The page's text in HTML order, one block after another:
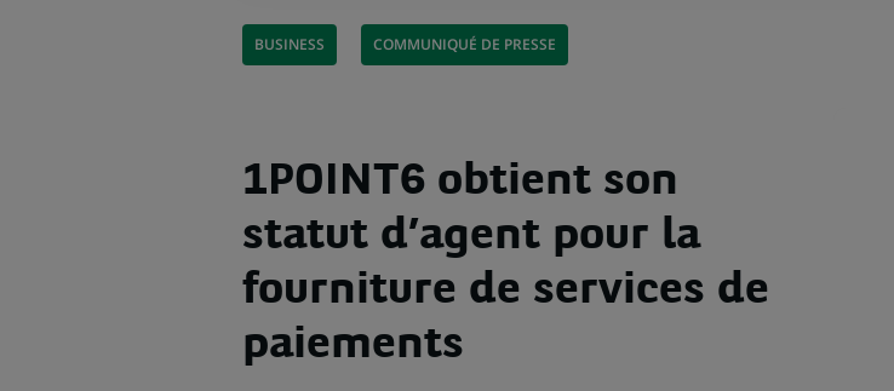
BUSINESS COMMUNIQUÉ DE PRESSE
1POINT6 obtient son
statut d’agent pour la
fourniture de services de
paiements